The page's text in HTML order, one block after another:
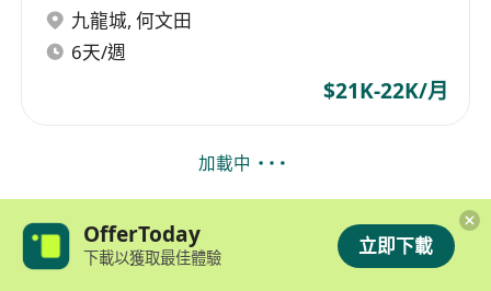
九龍城, 何文田
6天/週
$21K-22K/月
加載中
OfferToday
下載以獲取最佳體驗 立即下載